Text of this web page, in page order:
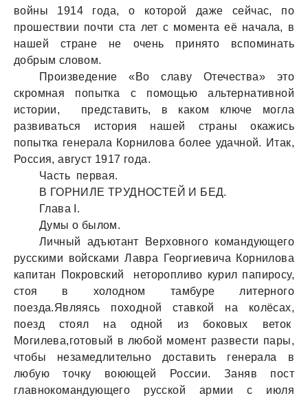
войны 1914 года, о которой даже сейчас, по
прошествии почти ста лет с момента её начала, в
нашей стране не очень принято вспоминать
добрым словом.
Произведение «Во славу Отечества» это
скромная попытка с помощью альтернативной
истории, представить, в каком ключе могла
развиваться история нашей страны окажись
попытка генерала Корнилова более удачной. Итак,
Россия, август 1917 года.
Часть первая.
В ГОРНИЛЕ ТРУДНОСТЕЙ И БЕД.
Глава I.
Думы о былом.
Личный адъютант Верховного командующего
русскими войсками Лавра Георгиевича Корнилова
капитан Покровский неторопливо курил папиросу,
стоя в холодном тамбуре литерного
поезда.Являясь походной ставкой на колёсах,
поезд стоял на одной из боковых веток
Могилева,готовый в любой момент развести пары,
чтобы незамедлительно доставить генерала в
любую точку воюющей России. Заняв пост
главнокомандующего русской армии с июля